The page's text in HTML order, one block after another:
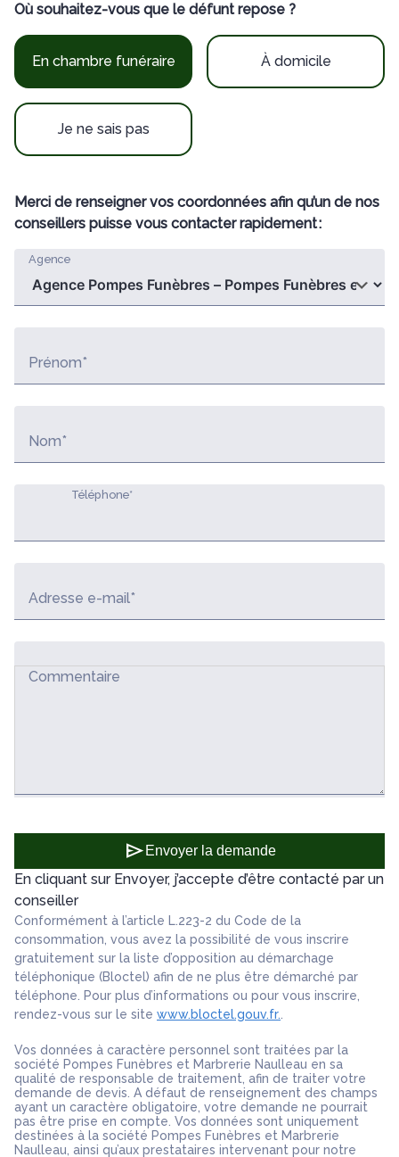
Où souhaitez-vous que le défunt repose ?
En chambre funéraire À domicile
Je ne sais pas
Merci de renseigner vos coordonnées afin qu’un de nos
conseillers puisse vous contacter rapidement :
Agence
Prénom*
Nom*
Téléphone*
Adresse e-mail*
Commentaire
send Envoyer la demande
En cliquant sur Envoyer, j’accepte d’être contacté par un
conseiller
Conformément à l’article L.223-2 du Code de la
consommation, vous avez la possibilité de vous inscrire
gratuitement sur la liste d’opposition au démarchage
téléphonique (Bloctel) afin de ne plus être démarché par
téléphone. Pour plus d’informations ou pour vous inscrire,
rendez-vous sur le site www.bloctel.gouv.fr.
Vos données à caractère personnel sont traitées par la
société Pompes Funèbres et Marbrerie Naulleau en sa
qualité de responsable de traitement, afin de traiter votre
demande de devis. A défaut de renseignement des champs
ayant un caractère obligatoire, votre demande ne pourrait
pas être prise en compte. Vos données sont uniquement
destinées à la société Pompes Funèbres et Marbrerie
Naulleau, ainsi qu’aux prestataires intervenant pour notre